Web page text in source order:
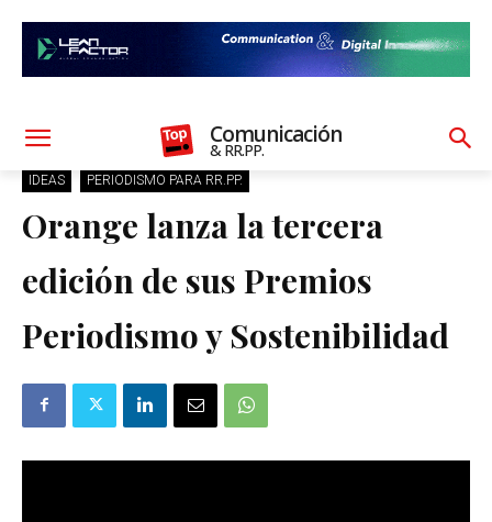
Comunicación
& RR.PP.
IDEAS PERIODISMO PARA RR.PP.
Orange lanza la tercera
edición de sus Premios
Periodismo y Sostenibilidad